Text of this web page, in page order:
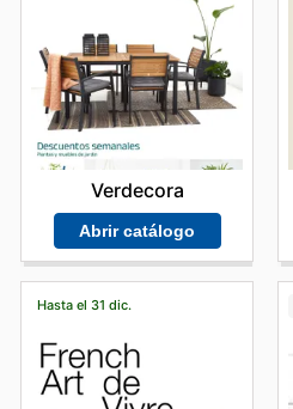
Verdecora
Abrir catálogo
Hasta el 31 dic.